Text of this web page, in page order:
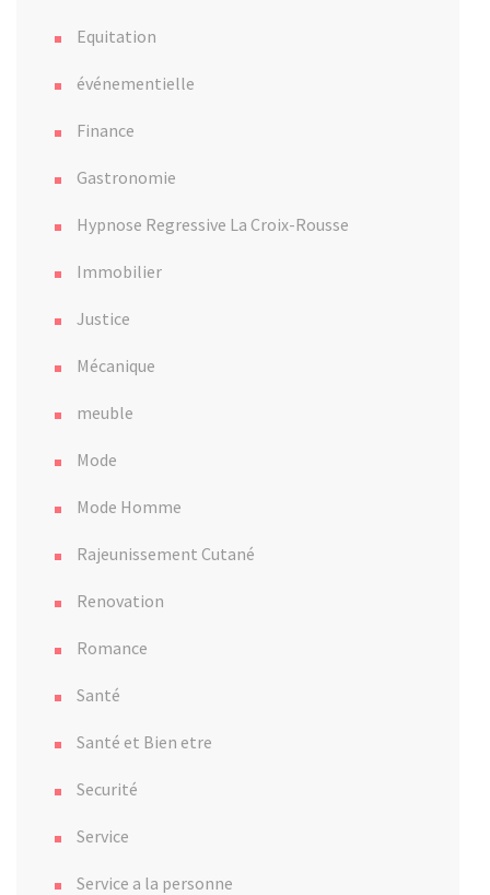
Equitation
événementielle
Finance
Gastronomie
Hypnose Regressive La Croix-Rousse
Immobilier
Justice
Mécanique
meuble
Mode
Mode Homme
Rajeunissement Cutané
Renovation
Romance
Santé
Santé et Bien etre
Securité
Service
Service a la personne